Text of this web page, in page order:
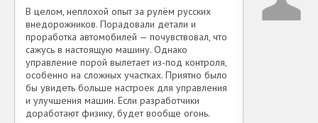
В целом, неплохой опыт за рулём русских
внедорожников. Порадовали детали и
проработка автомобилей — почувствовал, что
сажусь в настоящую машину. Однако
управление порой вылетает из-под контроля,
особенно на сложных участках. Приятно было
бы увидеть больше настроек для управления
и улучшения машин. Если разработчики
доработают физику, будет вообще огонь.